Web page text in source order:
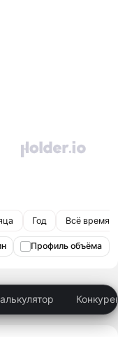
Год Всё время
Профиль объёма